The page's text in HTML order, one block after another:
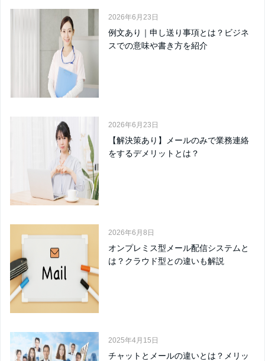
2026年6月23日
例文あり｜申し送り事項とは？ビジネ
スでの意味や書き方を紹介
2026年6月23日
【解決策あり】メールのみで業務連絡
をするデメリットとは？
2026年6月8日
オンプレミス型メール配信システムと
は？クラウド型との違いも解説
2025年4月15日
チャットとメールの違いとは？メリッ